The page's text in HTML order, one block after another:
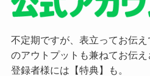
不定期ですが、表立ってお伝
のアウトプットも兼ねてお伝
登録者様には【特典】も。